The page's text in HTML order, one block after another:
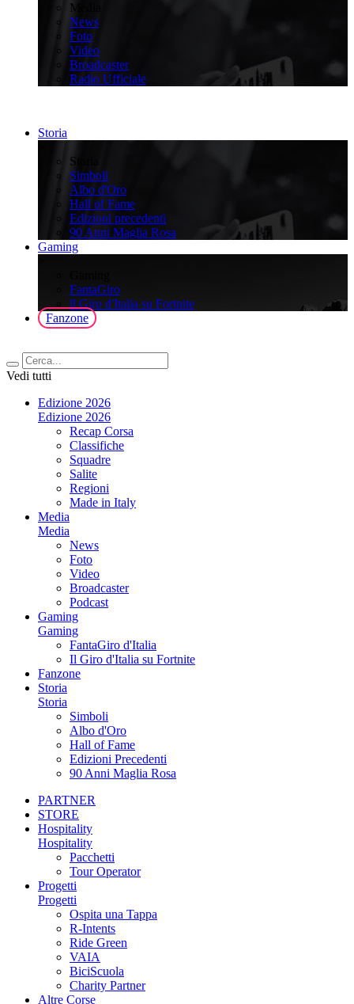
Media
News
Foto
Video
Broadcaster
Radio Ufficiale
Storia
Storia
Simboli
Albo d'Oro
Hall of Fame
Edizioni precedenti
90 Anni Maglia Rosa
Gaming
FantaGiro
ll Giro d'Italia su Fortnite
Fanzone
Vedi tutti
Edizione 2026
Edizione 2026
Recap Corsa
Classifiche
Squadre
Salite
Regioni
Made in Italy
Media
Media
News
Foto
Video
Broadcaster
Podcast
Gaming
Gaming
FantaGiro d'Italia
Il Giro d'Italia su Fortnite
Fanzone
Storia
Storia
Simboli
Albo d'Oro
Hall of Fame
Edizioni Precedenti
90 Anni Maglia Rosa
PARTNER
STORE
Hospitality
Hospitality
Pacchetti
Tour Operator
Progetti
Progetti
Ospita una Tappa
R-Intents
Ride Green
VAIA
BiciScuola
Charity Partner
Altre Corse